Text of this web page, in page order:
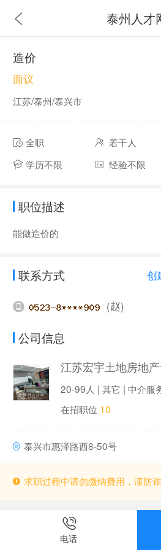
泰州人才
造价
面议
江苏/泰州/泰兴市
全职 若干人
学历不限
经验不限
职位描述
能做造价的
联系方式 创
(赵)
公司信息
20-99人 | 其它 | 中介服
在招职位 10
泰兴市惠泽路西8-50号
求职过程中请勿缴纳费用，谨防诈
电话